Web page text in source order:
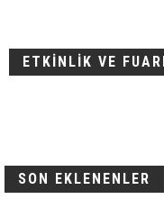
ETKİNLİK VE
SON EKLENENLER